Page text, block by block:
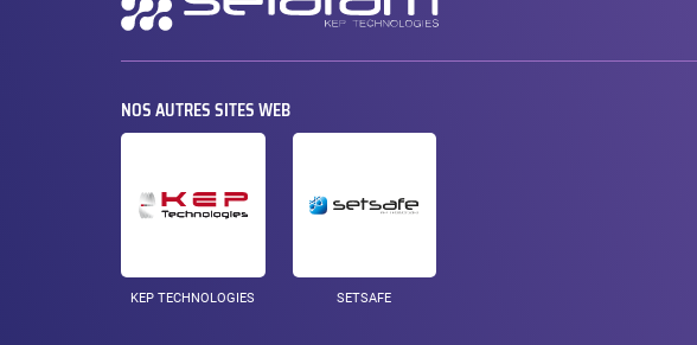
secondaire
NOS AUTRES SITES WEB
KEP TECHNOLOGIES SETSAFE